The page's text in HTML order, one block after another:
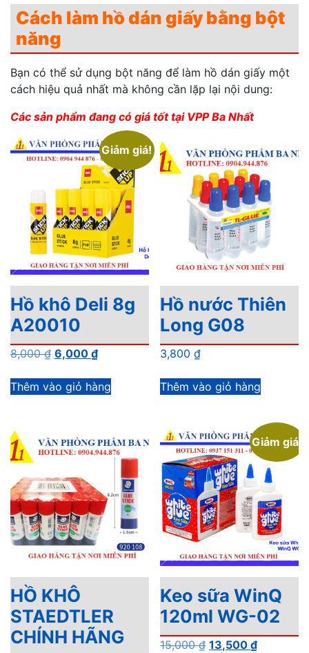
Cách làm hồ dán giấy bằng bột
năng
Bạn có thể sử dụng bột năng để làm hồ dán giấy một
cách hiệu quả nhất mà không cần lặp lại nội dung:
Các sản phẩm đang có giá tốt tại VPP Ba Nhất
Giảm giá!
Hồ khô Deli 8g
A20010
8,000₫ Giá
là:
6,000 ₫Giá
tại
Thêm vào giỏ hàng
Hồ nước Thiên
Long G08
3,800₫
Thêm vào giỏ hàng
HỒ KHÔ
STAEDTLER
CHÍNH HÃNG
Giảm giá!
Keo sữa WinQ
120ml WG-02
15,000₫ Giá
13,500₫Giá